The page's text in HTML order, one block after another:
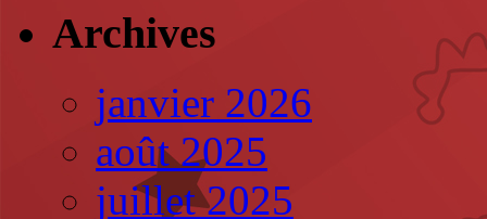
Archives
janvier 2026
août 2025
juillet 2025